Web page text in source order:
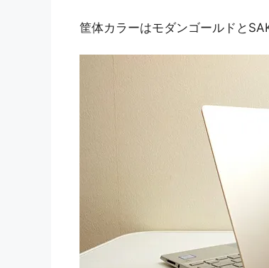
筐体カラーはモダンゴールドと